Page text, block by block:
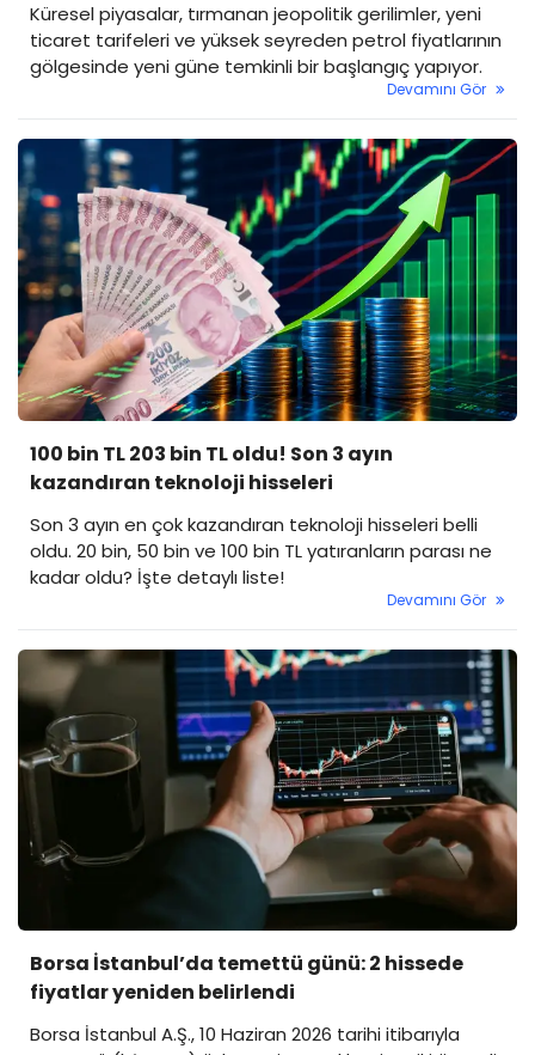
Küresel piyasalar, tırmanan jeopolitik gerilimler, yeni
ticaret tarifeleri ve yüksek seyreden petrol fiyatlarının
gölgesinde yeni güne temkinli bir başlangıç yapıyor.
Devamını Gör
100 bin TL 203 bin TL oldu! Son 3 ayın
kazandıran teknoloji hisseleri
Son 3 ayın en çok kazandıran teknoloji hisseleri belli
oldu. 20 bin, 50 bin ve 100 bin TL yatıranların parası ne
kadar oldu? İşte detaylı liste!
Devamını Gör
Borsa İstanbul’da temettü günü: 2 hissede
fiyatlar yeniden belirlendi
Borsa İstanbul A.Ş., 10 Haziran 2026 tarihi itibarıyla